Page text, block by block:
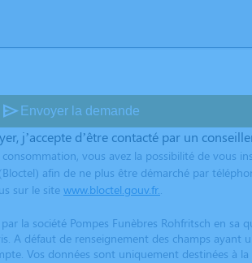
send Envoyer la demande
j’accepte d’être contacté par un
vous avez la possibilité de vous
afin de ne plus être démarché par
sur le site www.bloctel.gouv.fr..
la société Pompes Funèbres Rohfritsch en sa
A défaut de renseignement des champs ayant
Vos données sont uniquement destinées à la